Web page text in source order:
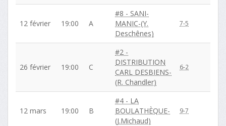
12 février 19:00 A
#8 - SANI-
MANIC-(Y.
Deschênes)
7-5
26 février 19:00 C
#2 -
DISTRIBUTION
CARL DESBIENS-
(R. Chandler)
6-2
12 mars 19:00 B
#4 - LA
BOULATHÈQUE-
(J.Michaud)
9-7